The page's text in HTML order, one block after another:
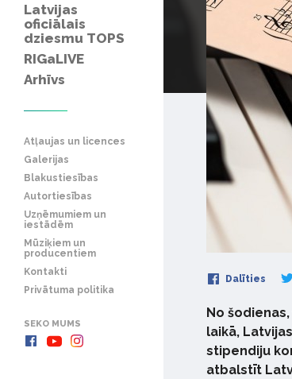
Latvijas
oficiālais
dziesmu TOPS
RIGaLIVE
Arhīvs
Atļaujas un licences
Galerijas
Blakustiesības
Autortiesības
Uzņēmumiem un
iestādēm
Mūziķiem un
producentiem
Kontakti
Privātuma politika
SEKO MUMS
Dalīties
No
laikā,
stipendiju
atbalstīt